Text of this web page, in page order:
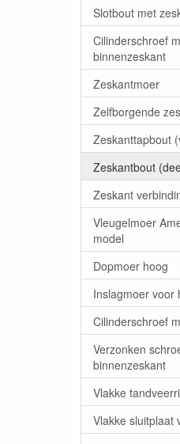
Slotbout met
Cilinderschroef
binnenzeskant
Zeskantmoer
Zelfborgende
Zeskanttapbout
Zeskantbout
Zeskant
Vleugelmoer
model
Dopmoer hoog
Inslagmoer voor
Cilinderschroef
Verzonken
binnenzeskant
Vlakke
Vlakke sluitplaat